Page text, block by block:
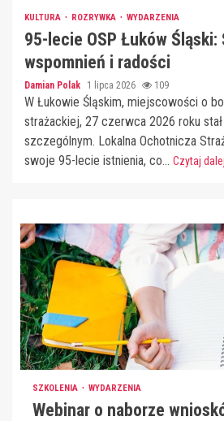
KULTURA ROZRYWKA WYDARZENIA
95-lecie OSP Łuków Śląski:
wspomnień i radości
Damian Polak 1 lipca 2026 109
W Łukowie Śląskim, miejscowości o
strażackiej, 27 czerwca 2026 roku
szczególnym. Lokalna Ochotnicza
swoje 95-lecie istnienia, co... Czytaj dalej
SZKOLENIA WYDARZENIA
Webinar o naborze